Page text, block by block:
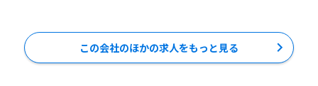
この会社のほかの求人をもっと見る